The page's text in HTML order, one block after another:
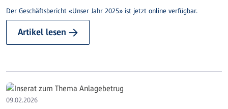
Der Geschäftsbericht «Unser Jahr 2025» ist jetzt online verfügbar.
Artikel lesen →
09.02.2026